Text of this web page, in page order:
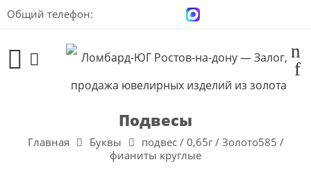
Общий телефон:
Подвесы
Главная Буквы
подвес / 0,65г / Золото585 /
фианиты круглые